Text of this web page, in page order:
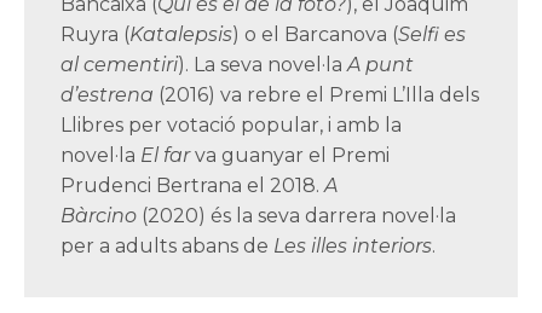
Ruyra (Katalepsis) o el Barcanova (Selfi es
al cementiri). La seva novel·laA punt
d’estrena (2016) va rebre el Premi L’Illa dels
Llibres per votació popular, i amb la
novel·la El farva guanyar el Premi
Prudenci Bertrana el 2018.A
Bàrcino (2020) és la seva darrera novel·la
per a adults abans de Les illes interiors.